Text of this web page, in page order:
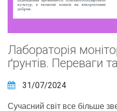
Лабораторія
ґрунтів. Переваги
31/07/2024
Сучасний світ все більше